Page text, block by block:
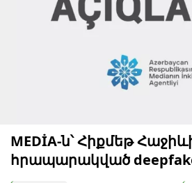
MEDİA-ն՝ Հիքմեթ
հրապարակված